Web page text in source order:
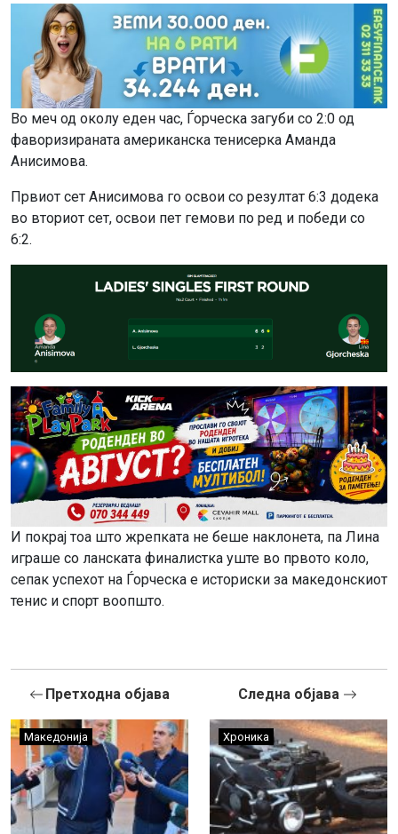
Во меч од околу еден час, Ѓорческа загуби со 2:0 од
фаворизираната американска тенисерка Аманда
Анисимова.
Првиот сет Анисимова го освои со резултат 6:3 додека
во вториот сет, освои пет гемови по ред и победи со
6:2.
И покрај тоа што жрепката не беше наклонета, па Лина
играше со ланската финалистка уште во првото коло,
сепак успехот на Ѓорческа е историски за македонскиот
тенис и спорт воопшто.
Претходна објава
Македонија
Следна објава
Хроника